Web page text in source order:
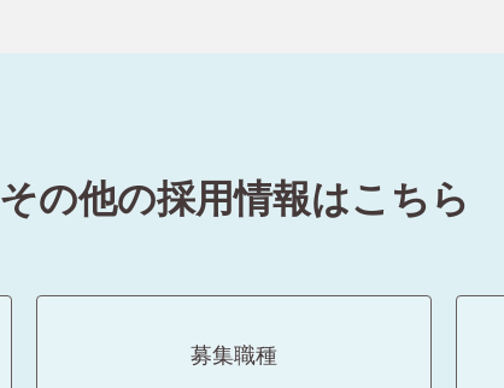
その他の採用情報はこちら
募集職種